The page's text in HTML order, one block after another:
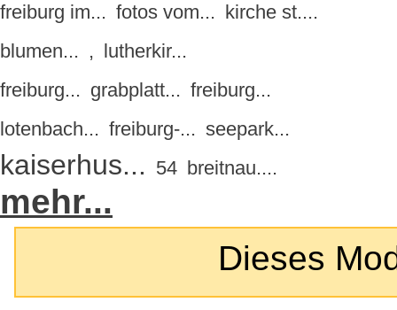
freiburg im... fotos vom... kirche st....
blumen... , lutherkir...
freiburg... grabplatt... freiburg...
lotenbach... freiburg-... seepark...
kaiserhus... 54 breitnau....
mehr...
Dieses